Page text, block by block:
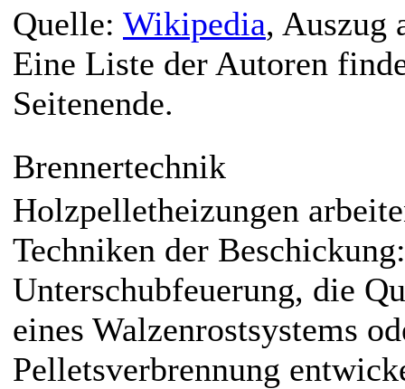
Quelle: Wikipedia, Auszug
Eine Liste der Autoren
Seitenende.
Brennertechnik
Holzpelletheizungen
Techniken der
Unterschubfeuerung, die
eines Walzenrostsystems
Pelletsverbrennung